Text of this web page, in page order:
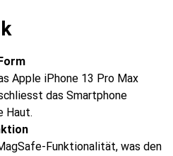
Apple iPhone 13 Pro Max
das Smartphone
Haut.
Funktionalität, was den